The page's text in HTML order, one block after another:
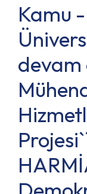
Kamu
devam